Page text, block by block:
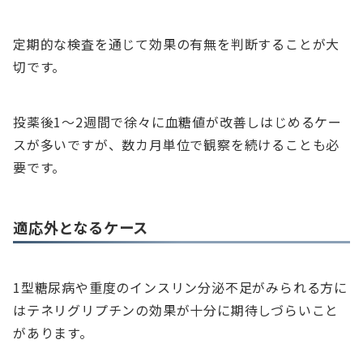
定期的な検査を通じて効果の有無を判断することが大
切です。
投薬後1～2週間で徐々に血糖値が改善しはじめるケー
スが多いですが、数カ月単位で観察を続けることも必
要です。
適応外となるケース
1型糖尿病や重度のインスリン分泌不足がみられる方に
はテネリグリプチンの効果が十分に期待しづらいこと
があります。